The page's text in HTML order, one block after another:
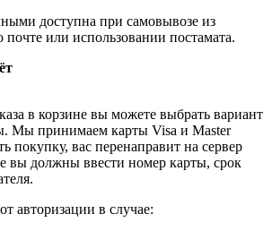
доступна при самовывозе из
почте или использовании постамата.
в корзине вы можете выбрать вариант
Мы принимаем карты Visa и Master
покупку, вас перенаправит на сервер
вы должны ввести номер карты, срок
авторизации в случае: